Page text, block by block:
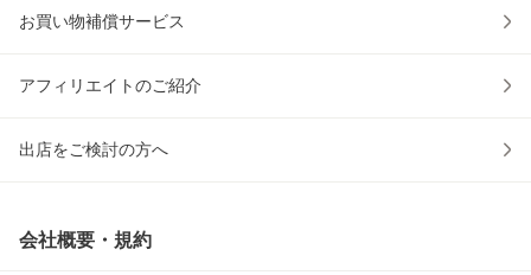
お買い物補償サービス
アフィリエイトのご紹介
出店をご検討の方へ
会社概要・規約